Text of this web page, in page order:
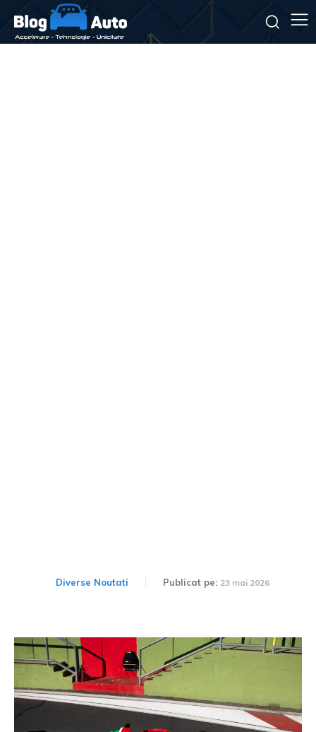
Diverse Noutati Publicat pe: 23 mai 2026